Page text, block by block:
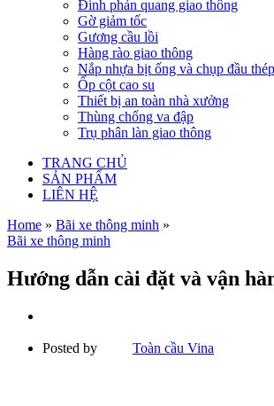
Đinh phản quang giao thông
Gờ giảm tốc
Gương cầu lồi
Hàng rào giao thông
Nắp nhựa bịt ống và chụp đầu thép
Ốp cột cao su
Thiết bị an toàn nhà xưởng
Thùng chống va đập
Trụ phân làn giao thông
TRANG CHỦ
SẢN PHẨM
LIÊN HỆ
Home » Bãi xe thông minh »
Bãi xe thông minh
Hướng dẫn cài đặt và vận
Posted by Toàn cầu Vina